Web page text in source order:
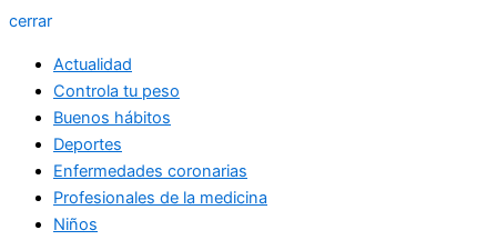
cerrar
Actualidad
Controla tu peso
Buenos hábitos
Deportes
Enfermedades coronarias
Profesionales de la medicina
Niños